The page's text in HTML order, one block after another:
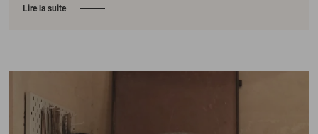
Lire la suite